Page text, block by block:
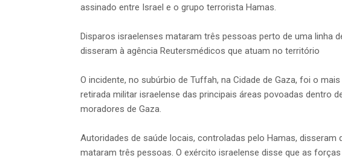
assinado entre Israel e o grupo terrorista Hamas.
Disparos israelenses mataram três pessoas perto de uma linha
disseram à agência Reutersmédicos que atuam no território
O incidente, no subúrbio de Tuffah, na Cidade de Gaza, foi o
retirada militar israelense das principais áreas povoadas dentro
moradores de Gaza.
Autoridades de saúde locais, controladas pelo Hamas, disseram
mataram três pessoas. O exército israelense disse que as